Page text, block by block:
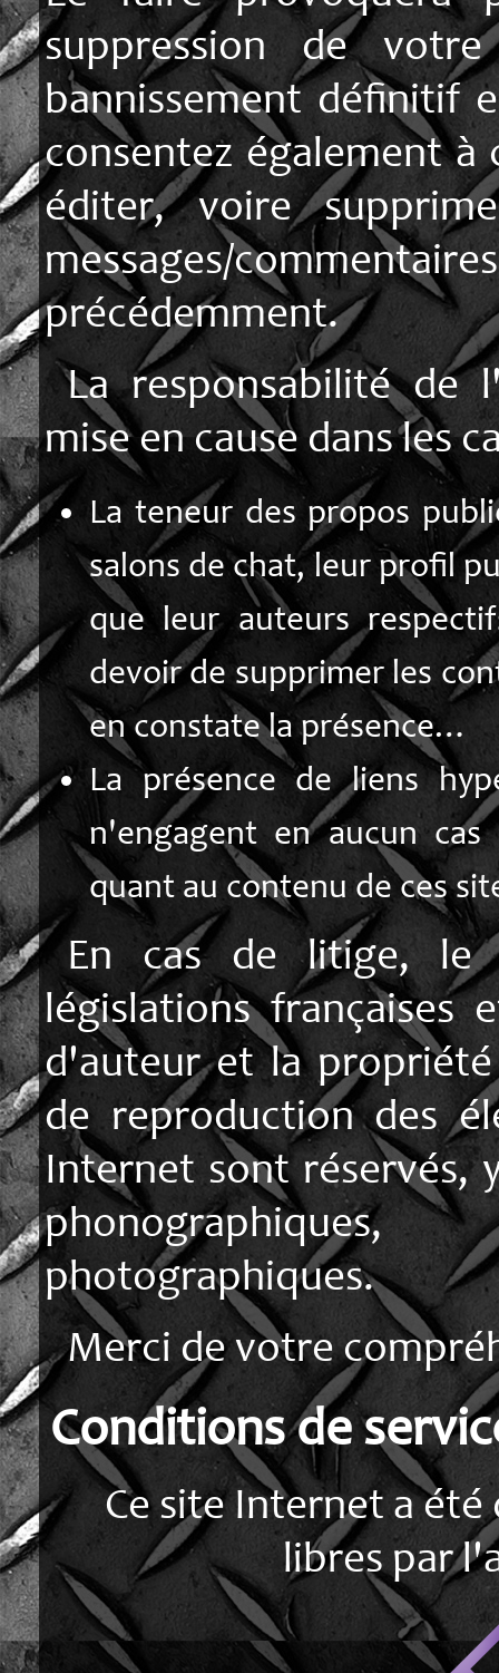
suppression de
bannissement définitif
consentez également à
éditer, voire
messages/
précédemment.
La responsabilité de
mise en cause dans les
La teneur des propos
salons de chat, leur profil
que leur auteurs
devoir de supprimer les
en constate la présence…
La présence de liens
n'engagent en aucun
quant au contenu de ces
En cas de litige, le
législations françaises
d'auteur et la
de reproduction des
Internet sont réservés,
photographiques.
Merci de votre
Conditions de
Ce site Internet a
libres par